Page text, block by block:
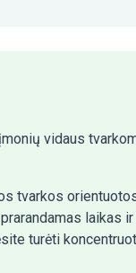
vidaus
tvarkos
laikas
turėti